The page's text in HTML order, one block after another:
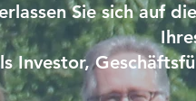
Sie sich auf
Investor,